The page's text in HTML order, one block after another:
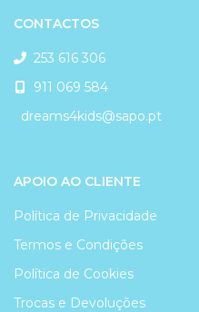
CONTACTOS
253 616 306
911 069 584
dreams4kids@sapo.pt
APOIO AO CLIENTE
Política de Privacidade
Termos e Condições
Política de Cookies
Trocas e Devoluções